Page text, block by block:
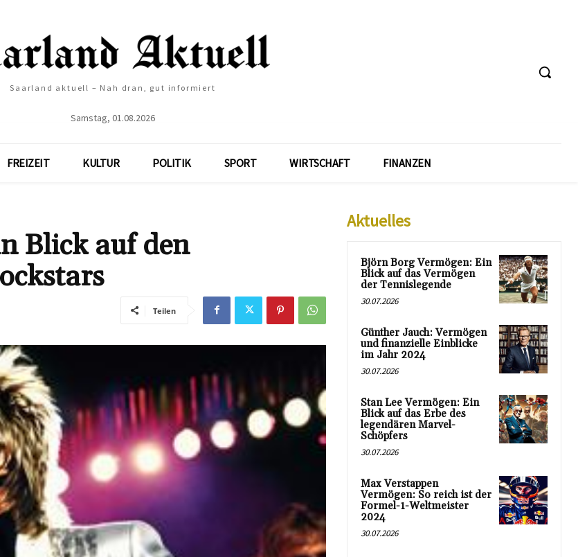
Saarland aktuell – Nah dran, gut informiert
Samstag, 01.08.2026
FREIZEIT KULTUR POLITIK SPORT WIRTSCHAFT FINANZEN
Blick auf den
Teilen
Aktuelles
Björn Borg Vermögen: Ein
Blick auf das Vermögen
der Tennislegende
30.07.2026
Günther Jauch: Vermögen
und finanzielle Einblicke
im Jahr 2024
30.07.2026
Stan Lee Vermögen: Ein
Blick auf das Erbe des
legendären Marvel-
Schöpfers
30.07.2026
Max Verstappen
Vermögen: So reich ist der
Formel-1-Weltmeister
2024
30.07.2026